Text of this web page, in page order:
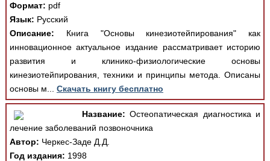
Формат: pdf
Язык: Русский
Описание: Книга "Основы кинезиотейпирования" как
инновационное актуальное издание рассматривает историю
развития и клинико-физиологические основы
кинезиотейпирования, техники и принципы метода. Описаны
основы м... Скачать книгу бесплатно
Название: Остеопатическая диагностика и
лечение заболеваний позвоночника
Автор: Черкес-Заде Д.Д.
Год издания: 1998